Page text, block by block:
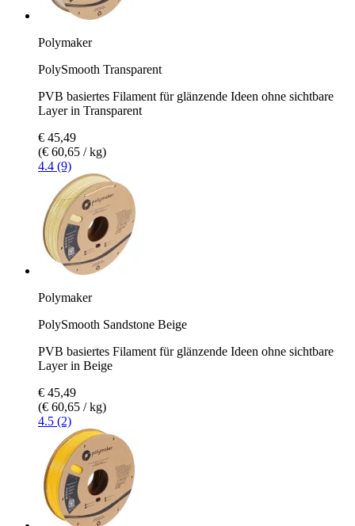
Polymaker
PolySmooth Transparent
PVB basiertes Filament für glänzende Ideen ohne sichtbare
Layer in Transparent
€ 45,49
(€ 60,65 / kg)
4.4 (9)
Polymaker
PolySmooth Sandstone Beige
PVB basiertes Filament für glänzende Ideen ohne sichtbare
Layer in Beige
€ 45,49
(€ 60,65 / kg)
4.5 (2)